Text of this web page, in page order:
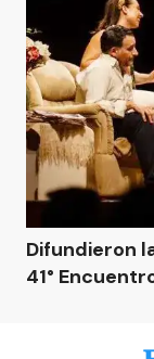
Difundieron
41°